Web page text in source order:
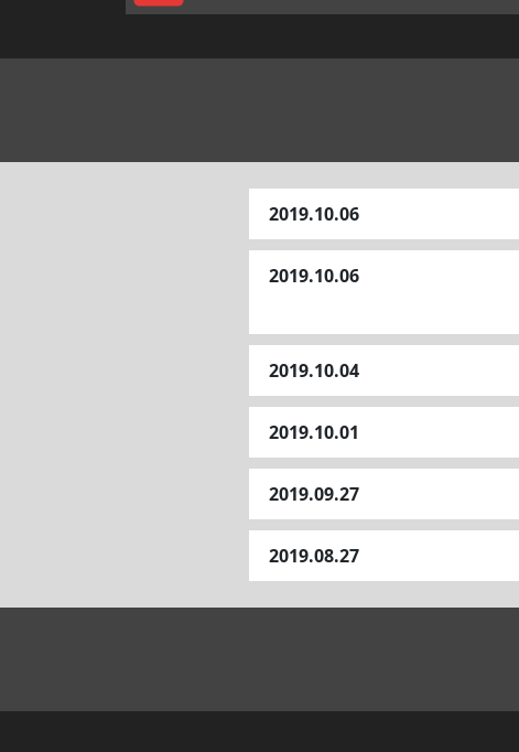
2019.10.06
2019.10.06
2019.10.04
2019.10.01
2019.09.27
2019.08.27